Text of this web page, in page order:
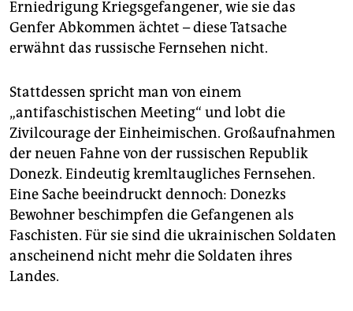
Erniedrigung Kriegsgefangener, wie sie das
Genfer Abkommen ächtet – diese Tatsache
erwähnt das russische Fernsehen nicht.
Stattdessen spricht man von einem
„antifaschistischen Meeting“ und lobt die
Zivilcourage der Einheimischen. Großaufnahmen
der neuen Fahne von der russischen Republik
Donezk. Eindeutig kremltaugliches Fernsehen.
Eine Sache beeindruckt dennoch: Donezks
Bewohner beschimpfen die Gefangenen als
Faschisten. Für sie sind die ukrainischen Soldaten
anscheinend nicht mehr die Soldaten ihres
Landes.